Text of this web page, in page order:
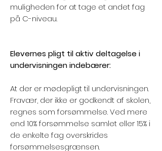
muligheden for at tage et andet fag
på C-niveau.
Elevernes pligt til aktiv deltagelse i
undervisningen indebærer:
At der er mødepligt til undervisningen.
Fravær, der ikke er godkendt af skolen,
regnes som forsømmelse. Ved mere
end 10% forsømmelse samlet eller 15% i
de enkelte fag overskrides
forsømmelsesgrænsen.